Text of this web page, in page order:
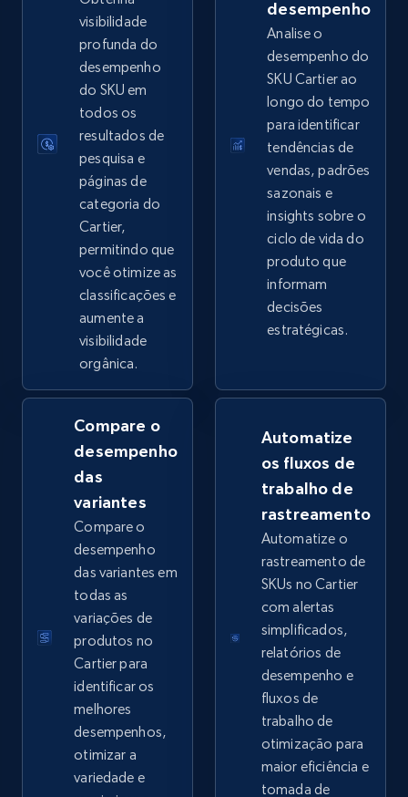
eBay - Collect records by category
URL, Product id, Title, Seller name, Seller rating,
Seller reviews, Breadcrumbs, Root category, and
more.
2.5K+ 359+ Comece agora
Google Shopping
URL, Product id, Title, Product description,
Rating, Reviews count, Images, Variations, and
more.
Google Shopping - collects products from
web using keywords
URL, Product id, Title, Product description,
Rating, Reviews count, Images, Variations, and
more.
2.4K+ 202+ Comece agora
Home Depot US
URL, Domain, Country code, Model number,
Sku, Product id, Product name, Manufacturer,
visibilidade
profunda do
desempenho
do SKU em
todos os
resultados de
pesquisa e
páginas de
categoria do
Cartier,
permitindo que
você otimize as
classificações e
aumente a
visibilidade
orgânica.
desempenho
Analise o
desempenho do
SKU Cartier ao
longo do tempo
para identificar
tendências de
vendas, padrões
sazonais e
insights sobre o
ciclo de vida do
produto que
informam
decisões
estratégicas.
Compare o
desempenho
das
variantes
Compare o
desempenho
das variantes em
todas as
variações de
produtos no
Cartier para
identificar os
melhores
desempenhos,
otimizar a
variedade e
Automatize
os fluxos de
trabalho de
rastreamento
Automatize o
rastreamento de
SKUs no Cartier
com alertas
simplificados,
relatórios de
desempenho e
fluxos de
trabalho de
otimização para
maior eficiência e
tomada de